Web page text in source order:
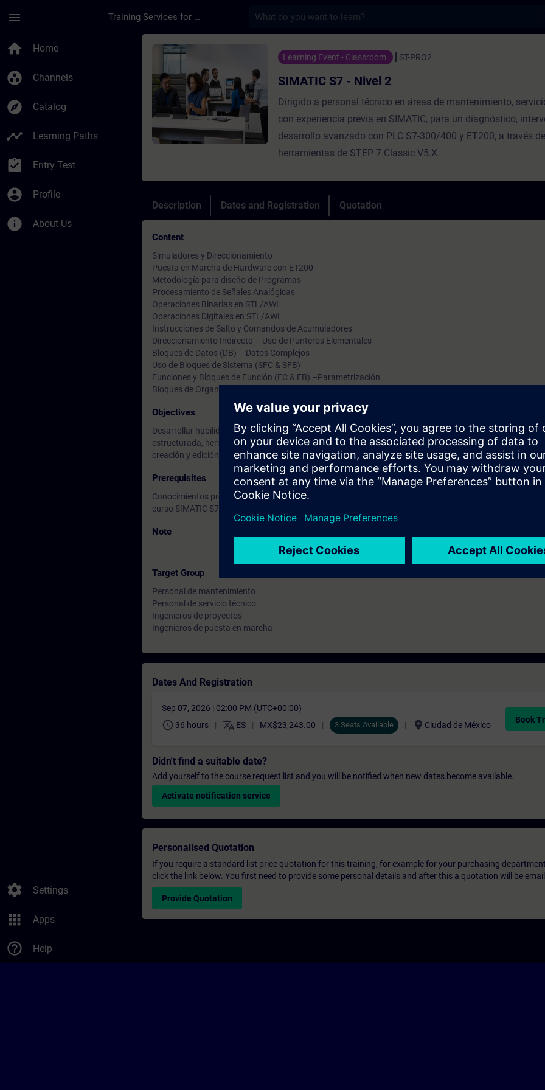
menu Training Services for Digital Industries
home Home
group_work Channels
explore Catalog
timeline Learning Paths
assignment_turned_in Entry Test
account_circle Profile
info About Us
settings Settings
apps Apps
help_outline Help
Course - SIMATIC S7 - Nivel 2 - Training - Training -
Learning Event - Classroom ST-PRO2
SIMATIC S7 - Nivel 2
Dirigido a personal técnico en áreas de mantenimiento,
con experiencia previa en SIMATIC, para un diagnóstico,
desarrollo avanzado con PLC S7-300/400 y ET200, a través
herramientas de STEP 7 Classic V5.X.
Description Dates and Registration Quotation
Content
Simuladores y Direccionamiento
Puesta en Marcha de Hardware con ET200
Metodología para diseño de Programas
Procesamiento de Señales Analógicas
Operaciones Binarias en STL/AWL
Operaciones Digitales en STL/AWL
Instrucciones de Salto y Comandos de Acumuladores
Direccionamiento Indirecto – Uso de Punteros Elementales
Bloques de Datos (DB) – Datos Complejos
Uso de Bloques de Sistema (SFC & SFB)
Funciones y Bloques de Función (FC & FB) –Parametrización
Bloques de Organización (OB) – Eventos
Objectives
Desarrollar habilidades de programación, interpretación de programas y fallos, conociendo las bases de
estructurada, herramientas de sistema y programación en STL/AWL, mediante la
creación y edición de pequeños programas integrando señales digitales y analógicas de periferia
Prerequisites
Conocimientos previos en programación e intervención de equipos SIMATIC y programas de STEP 7,
curso SIMATIC S7 - Nivel 1 [ST-PRO1].
Note
-
Target Group
Personal de mantenimiento
Personal de servicio técnico
Ingenieros de proyectos
Ingenieros de puesta en marcha
Dates And Registration
Sep 07, 2026 | 02:00 PM (UTC+00:00)
schedule 36 hours translate ES MX$23,243.00 3 Seats Available location_on Ciudad de México
Book
Didn't find a suitable date?
Add yourself to the course request list and you will be notified when new dates become available.
Activate notification service
Personalised Quotation
If you require a standard list price quotation for this training, for example for your purchasing
click the link below. You first need to provide some personal details and after this a quotation will be
Provide Quotation